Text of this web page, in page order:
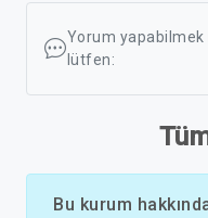
Yorum yapabilmek
lütfen:
Bu kurum